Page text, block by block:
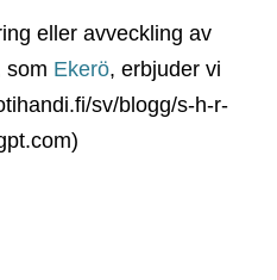
eller avveckling av
som Ekerö, erbjuder vi
sv/blogg/s-h-r-